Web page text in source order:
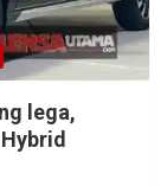
lega,